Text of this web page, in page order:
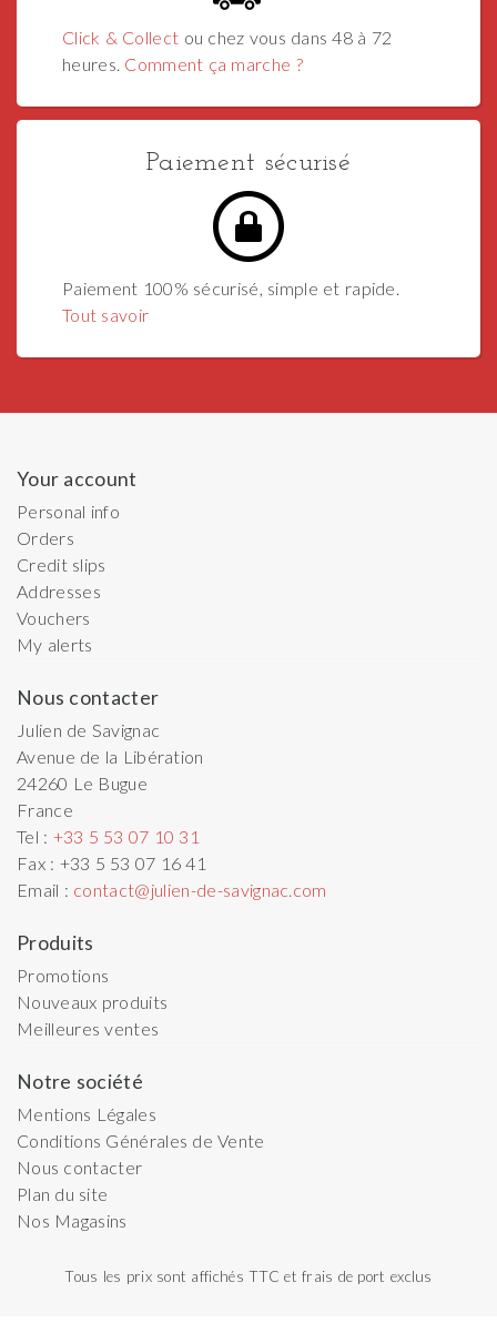
Click & Collect ou chez vous dans 48 à 72
heures. Comment ça marche ?
Paiement sécurisé
Paiement 100% sécurisé, simple et rapide.
Tout savoir
Your account
Personal info
Orders
Credit slips
Addresses
Vouchers
My alerts
Nous contacter
Julien de Savignac
Avenue de la Libération
24260 Le Bugue
France
Tel : +33 5 53 07 10 31
Fax : +33 5 53 07 16 41
Email : contact@julien-de-savignac.com
Produits
Promotions
Nouveaux produits
Meilleures ventes
Notre société
Mentions Légales
Conditions Générales de Vente
Nous contacter
Plan du site
Nos Magasins
Tous les prix sont affichés TTC et frais de port exclus